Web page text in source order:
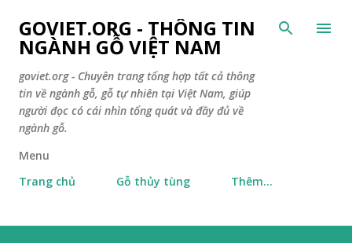
Chuyển đến
GOVIET.ORG - THÔNG TIN
NGÀNH GỖ VIỆT NAM
goviet.org - Chuyên trang tổng hợp tất cả thông
tin về ngành gỗ, gỗ tự nhiên tại Việt Nam, giúp
người đọc có cái nhìn tổng quát và đầy đủ về
ngành gỗ.
Menu
Trang chủ
Gỗ thủy tùng Thêm…